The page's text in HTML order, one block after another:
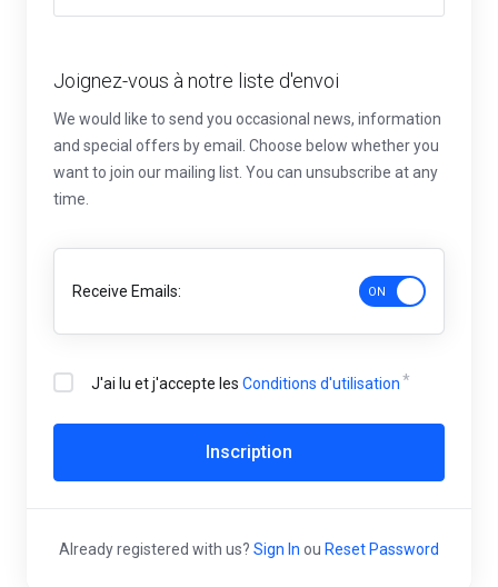
Joignez-vous à notre liste d'envoi
We would like to send you occasional news, information
and special offers by email. Choose below whether you
want to join our mailing list. You can unsubscribe at any
time.
Receive Emails:
J'ai lu et j'accepte les Conditions d'utilisation
Already registered with us? Sign In ou Reset Password